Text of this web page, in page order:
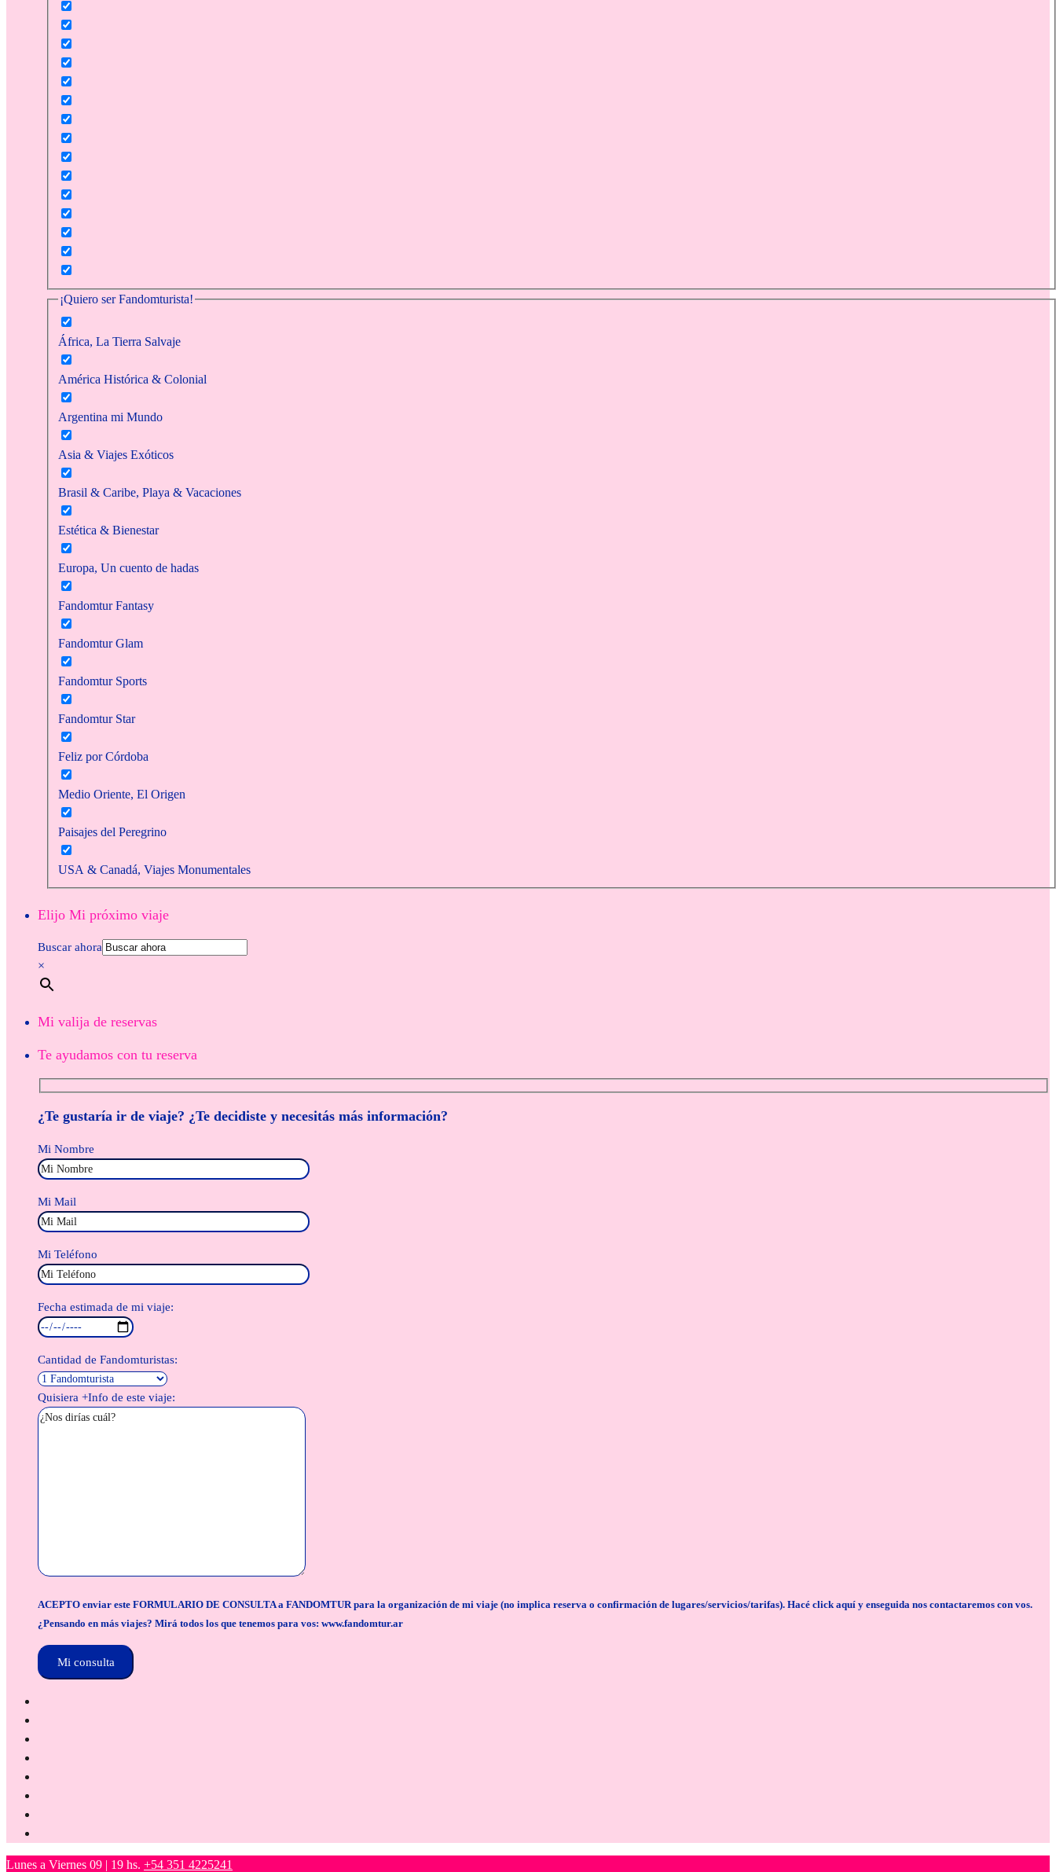
¡Quiero ser Fandomturista!
África, La Tierra Salvaje
América Histórica & Colonial
Argentina mi Mundo
Asia & Viajes Exóticos
Brasil & Caribe, Playa & Vacaciones
Estética & Bienestar
Europa, Un cuento de hadas
Fandomtur Fantasy
Fandomtur Glam
Fandomtur Sports
Fandomtur Star
Feliz por Córdoba
Medio Oriente, El Origen
Paisajes del Peregrino
USA & Canadá, Viajes Monumentales
Elijo Mi próximo viaje
Buscar ahora
×
Mi valija de reservas
Te ayudamos con tu reserva
¿Te gustaría ir de viaje? ¿Te decidiste y necesitás más información?
Mi Nombre
Mi Mail
Mi Teléfono
Fecha estimada de mi viaje:
Cantidad de Fandomturistas:
Quisiera +Info de este viaje:
ACEPTO enviar este FORMULARIO DE CONSULTA a FANDOMTUR para la organización de mi viaje (no implica reserva o confirmación de lugares/servicios/tarifas). Hacé click aquí y enseguida nos contactaremos con vos.
¿Pensando en más viajes? Mirá todos los que tenemos para vos: www.fandomtur.ar
Lunes a Viernes 09 | 19 hs. +54 351 4225241